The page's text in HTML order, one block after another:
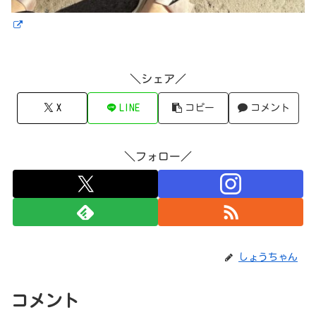
＼シェア／
X LINE コピー コメント
＼フォロー／
しょうちゃん
コメント